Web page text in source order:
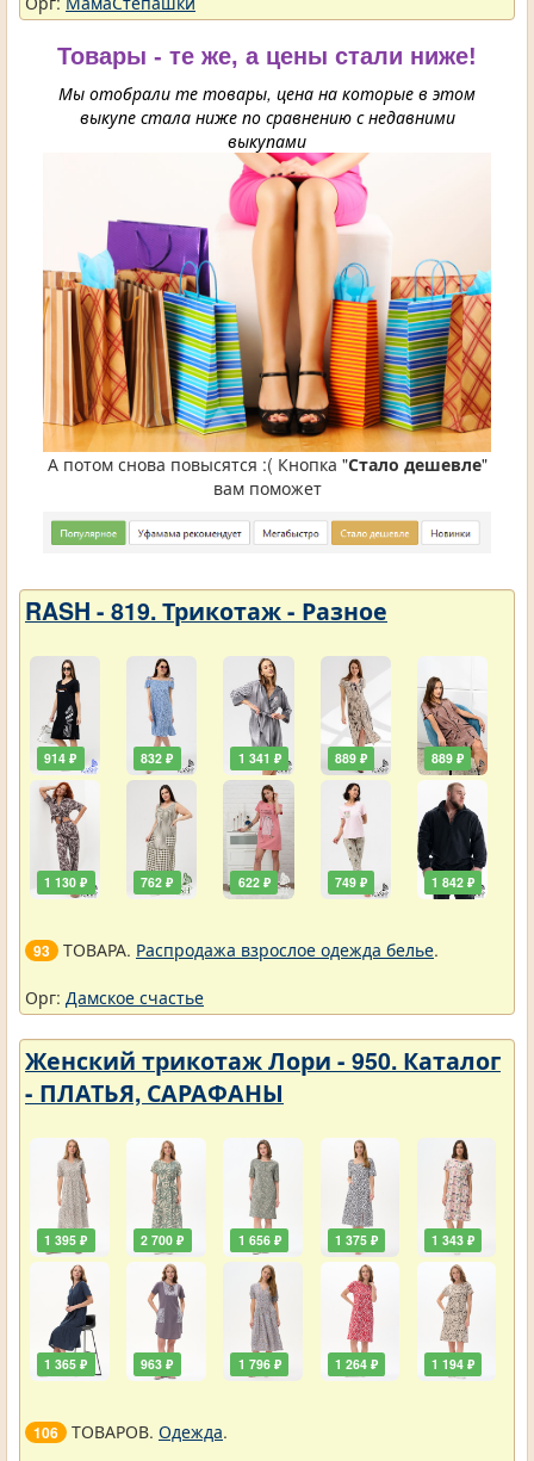
Товары - те же, а цены стали ниже!
Мы отобрали те товары, цена на которые в этом
выкупе стала ниже по сравнению с недавними
выкупами
А потом снова повысятся :( Кнопка "Стало дешевле"
вам поможет
RASH - 819. Трикотаж - Разное
914 ₽
1 130 ₽
832 ₽
762 ₽
1 341 ₽
622 ₽
889 ₽
749 ₽
889 ₽
1 842 ₽
93 ТОВАРА. Распродажа взрослое одежда белье.
Орг: Дамское счастье
Женский трикотаж Лори - 950. Каталог
- ПЛАТЬЯ, САРАФАНЫ
1 395 ₽
1 365 ₽
2 700 ₽
963 ₽
1 656 ₽
1 796 ₽
1 375 ₽
1 264 ₽
1 343 ₽
1 194 ₽
106 ТОВАРОВ. Одежда.